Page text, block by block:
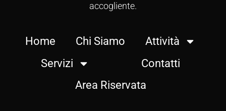
accogliente.
Home Chi Siamo
Attività
Servizi
Contatti
Area Riservata